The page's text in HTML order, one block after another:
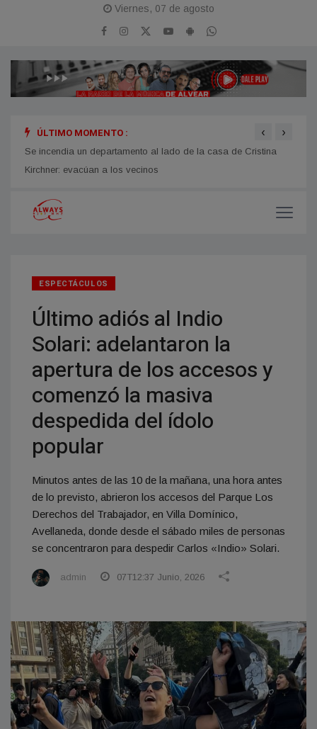
Viernes, 07 de agosto
ÚLTIMO MOMENTO :
Se incendia un departamento al lado de la casa de Cristina
Kirchner: evacúan a los vecinos
‹ ›
ESPECTÁCULOS
Último adiós al Indio
Solari: adelantaron la
apertura de los accesos y
comenzó la masiva
despedida del ídolo
popular
Minutos antes de las 10 de la mañana, una hora antes
de lo previsto, abrieron los accesos del Parque Los
Derechos del Trabajador, en Villa Domínico,
Avellaneda, donde desde el sábado miles de personas
se concentraron para despedir Carlos «Indio» Solari.
admin 07T12:37 Junio, 2026